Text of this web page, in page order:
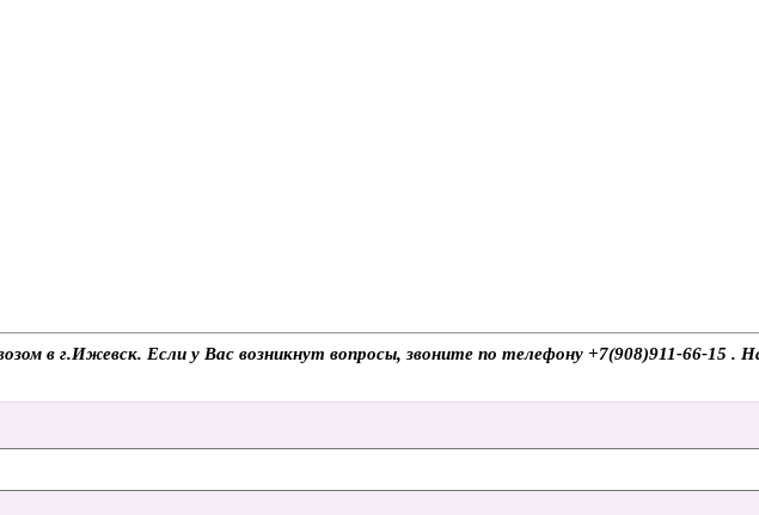
в г.Ижевск. Если у Вас возникнут вопросы, звоните по телефону +7(908)911-66-15